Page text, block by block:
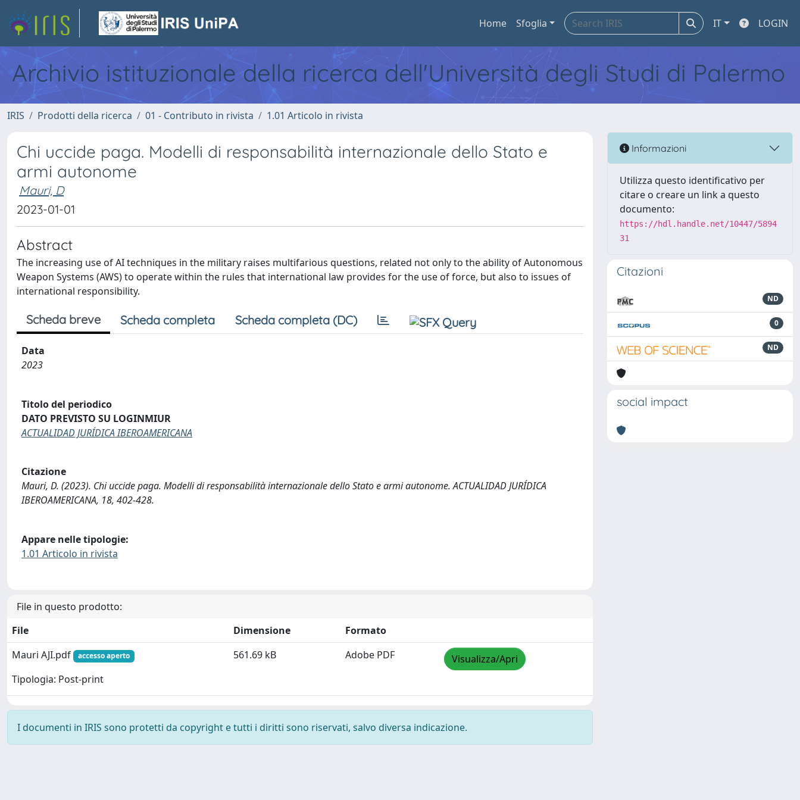
Home Sfoglia IT LOGIN
Archivio istituzionale della ricerca dell'Università degli Studi di Palermo
IRIS Prodotti della ricerca 01 - Contributo in rivista 1.01 Articolo in rivista
Chi uccide paga. Modelli di responsabilità internazionale dello Stato e
armi autonome
Mauri, D
2023-01-01
Abstract
The increasing use of AI techniques in the military raises multifarious questions, related not only to the ability of Autonomous
Weapon Systems (AWS) to operate within the rules that international law provides for the use of force, but also to issues of
international responsibility.
Scheda breve Scheda completa Scheda completa (DC)
Data
2023
Titolo del periodico
DATO PREVISTO SU LOGINMIUR
ACTUALIDAD JURÍDICA IBEROAMERICANA
Citazione
Mauri, D. (2023). Chi uccide paga. Modelli di responsabilità internazionale dello Stato e armi autonome. ACTUALIDAD JURÍDICA
IBEROAMERICANA, 18, 402-428.
Appare nelle tipologie:
1.01 Articolo in rivista
File in questo prodotto:
File
Dimensione
Formato
Mauri AJI.pdf
accesso aperto
Tipologia: Post-print
561.69 kB Adobe PDF Visualizza/Apri
I documenti in IRIS sono protetti da copyright e tutti i diritti sono riservati, salvo diversa indicazione.
Informazioni
Utilizza questo identificativo per
citare o creare un link a questo
documento:
https://hdl.handle.net/10447/5894
31
Citazioni
ND
0
ND
social impact